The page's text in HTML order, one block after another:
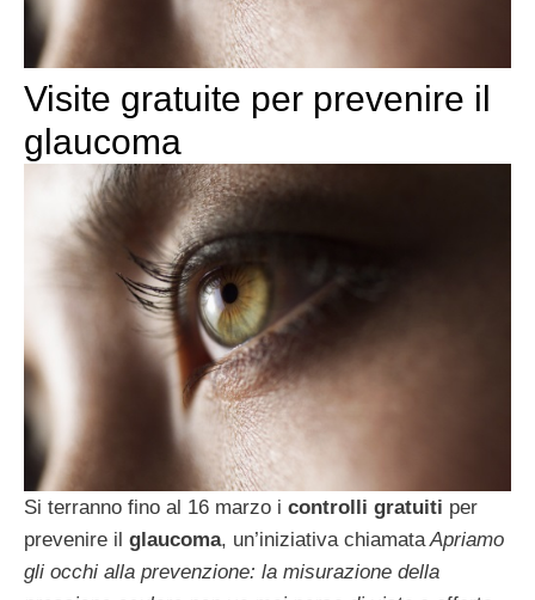
Visite gratuite per prevenire il
glaucoma
Si terranno fino al 16 marzo i controlli gratuiti per
prevenire il glaucoma, un’iniziativa chiamataApriamo
gli occhi alla prevenzione: la misurazione della